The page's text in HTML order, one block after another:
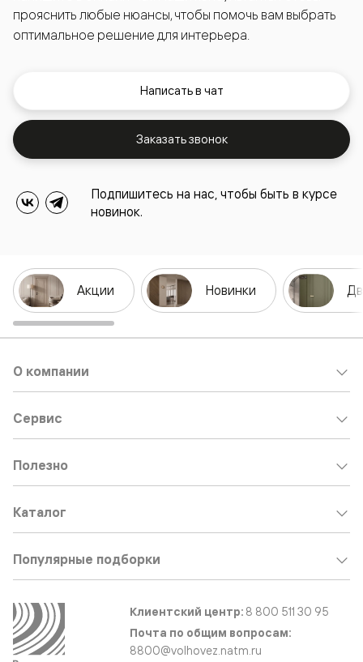
прояснить любые нюансы, чтобы помочь вам выбрать
оптимальное решение для интерьера.
Написать в чат
Заказать звонок
Подпишитесь на нас, чтобы быть в курсе
новинок.
Акции Новинки
О компании
Сервис
Полезно
Каталог
Популярные подборки
Клиентский центр: 8 800 511 30 95
Почта по общим вопросам:
8800@volhovez.natm.ru